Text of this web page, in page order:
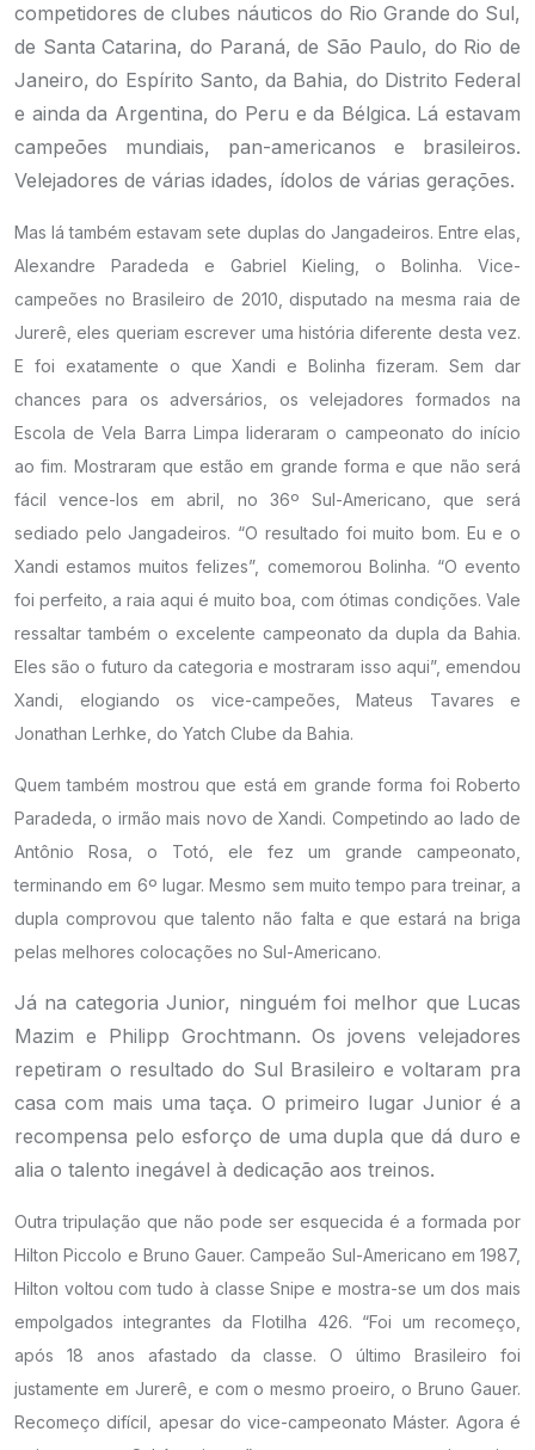
competidores de clubes náuticos do Rio Grande do Sul,
de Santa Catarina, do Paraná, de São Paulo, do Rio de
Janeiro, do Espírito Santo, da Bahia, do Distrito Federal
e ainda da Argentina, do Peru e da Bélgica. Lá estavam
campeões mundiais, pan-americanos e brasileiros.
Velejadores de várias idades, ídolos de várias gerações.
Mas lá também estavam sete duplas do Jangadeiros. Entre elas,
Alexandre Paradeda e Gabriel Kieling, o Bolinha. Vice-
campeões no Brasileiro de 2010, disputado na mesma raia de
Jurerê, eles queriam escrever uma história diferente desta vez.
E foi exatamente o que Xandi e Bolinha fizeram. Sem dar
chances para os adversários, os velejadores formados na
Escola de Vela Barra Limpa lideraram o campeonato do início
ao fim. Mostraram que estão em grande forma e que não será
fácil vence-los em abril, no 36º Sul-Americano, que será
sediado pelo Jangadeiros. “O resultado foi muito bom. Eu e o
Xandi estamos muitos felizes”, comemorou Bolinha. “O evento
foi perfeito, a raia aqui é muito boa, com ótimas condições. Vale
ressaltar também o excelente campeonato da dupla da Bahia.
Eles são o futuro da categoria e mostraram isso aqui”, emendou
Xandi, elogiando os vice-campeões, Mateus Tavares e
Jonathan Lerhke, do Yatch Clube da Bahia.
Quem também mostrou que está em grande forma foi Roberto
Paradeda, o irmão mais novo de Xandi. Competindo ao lado de
Antônio Rosa, o Totó, ele fez um grande campeonato,
terminando em 6º lugar. Mesmo sem muito tempo para treinar, a
dupla comprovou que talento não falta e que estará na briga
pelas melhores colocações no Sul-Americano.
Já na categoria Junior, ninguém foi melhor que Lucas
Mazim e Philipp Grochtmann. Os jovens velejadores
repetiram o resultado do Sul Brasileiro e voltaram pra
casa com mais uma taça. O primeiro lugar Junior é a
recompensa pelo esforço de uma dupla que dá duro e
alia o talento inegável à dedicação aos treinos.
Outra tripulação que não pode ser esquecida é a formada por
Hilton Piccolo e Bruno Gauer. Campeão Sul-Americano em 1987,
Hilton voltou com tudo à classe Snipe e mostra-se um dos mais
empolgados integrantes da Flotilha 426. “Foi um recomeço,
após 18 anos afastado da classe. O último Brasileiro foi
justamente em Jurerê, e com o mesmo proeiro, o Bruno Gauer.
Recomeço difícil, apesar do vice-campeonato Máster. Agora é